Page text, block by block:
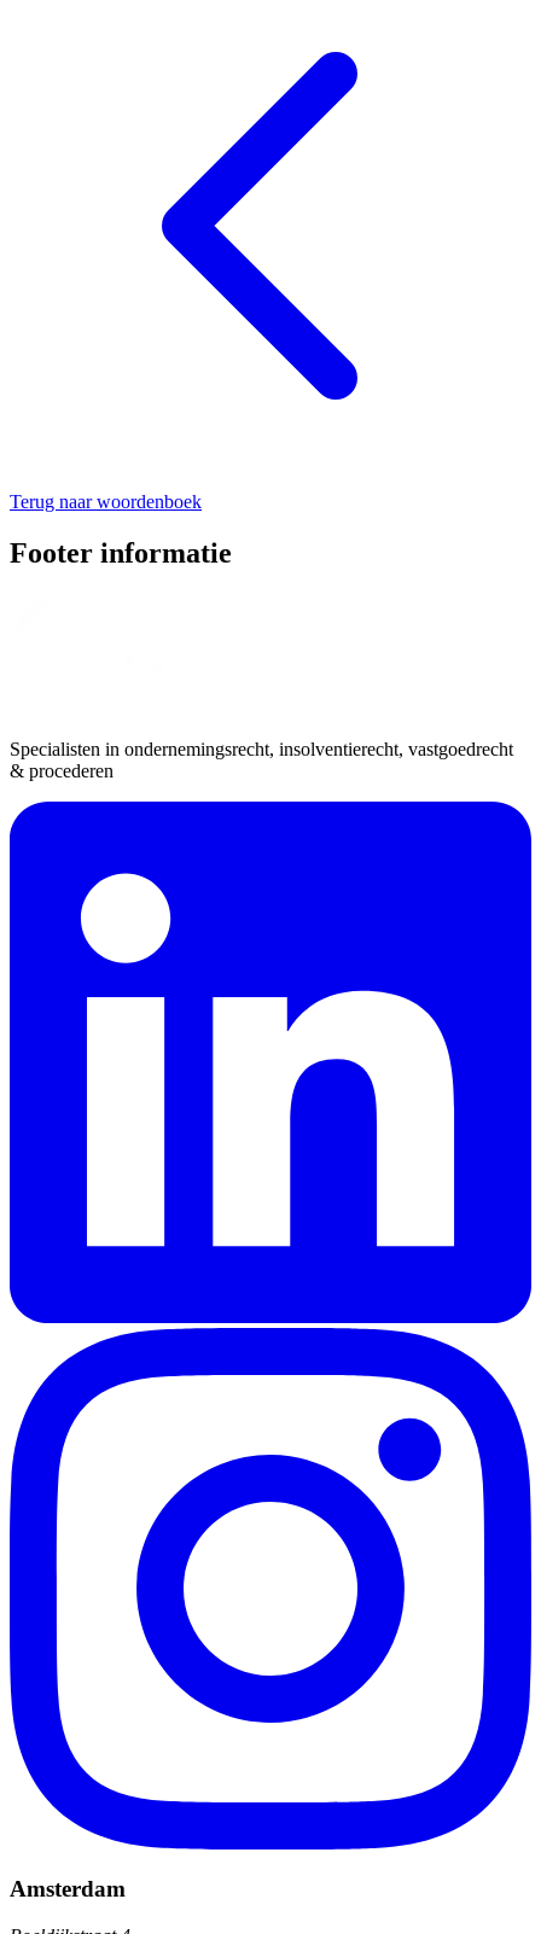
Terug naar woordenboek
Footer informatie
Specialisten in ondernemingsrecht, insolventierecht, vastgoedrecht
& procederen
Amsterdam